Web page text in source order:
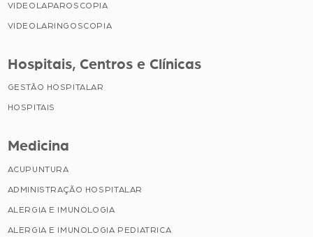
VIDEOLAPAROSCOPIA
VIDEOLARINGOSCOPIA
Hospitais, Centros e Clínicas
GESTÃO HOSPITALAR
HOSPITAIS
Medicina
ACUPUNTURA
ADMINISTRAÇÃO HOSPITALAR
ALERGIA E IMUNOLOGIA
ALERGIA E IMUNOLOGIA PEDIATRICA